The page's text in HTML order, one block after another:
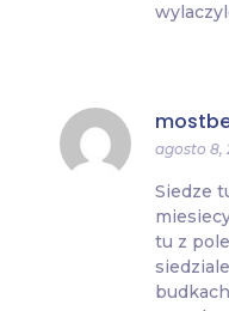
agosto 8,
Siedze
tu z